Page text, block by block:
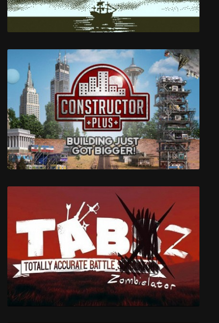
Return of the Obra Dinn
Constructor Plus